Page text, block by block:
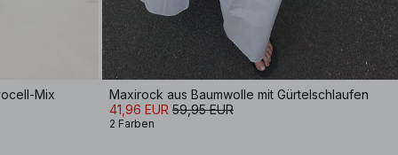
Mix
Maxirock aus Baumwolle mit Gürtelschlaufen
41,96 EUR 59,95 EUR
2 Farben